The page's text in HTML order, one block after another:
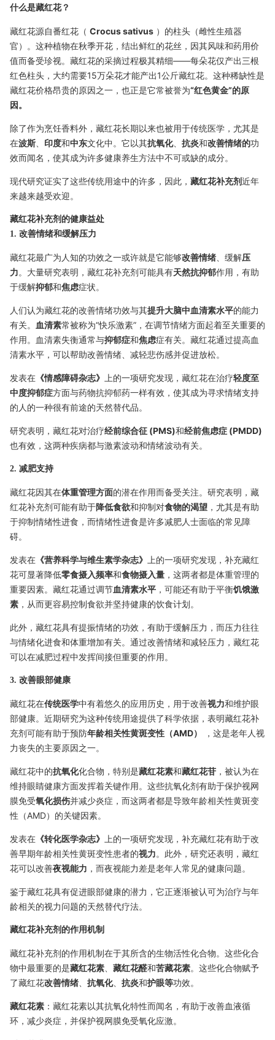
什么是藏红花？
藏红花源自番红花（ Crocus sativus ）的柱头（雌性生殖器
官）。这种植物在秋季开花，结出鲜红的花丝，因其风味和药用价
值而备受珍视。藏红花的采摘过程极其精细——每朵花仅产出三根
红色柱头，大约需要15万朵花才能产出1公斤藏红花。这种稀缺性是
藏红花价格昂贵的原因之一，也正是它常被誉为“红色黄金”的原
因。
除了作为烹饪香料外，藏红花长期以来也被用于传统医学，尤其是
在波斯 印度和中东文化中。它以其抗氧化、 抗炎和改善情绪的功
效而闻名，使其成为许多健康养生方法中不可或缺的成分。
现代研究证实了这些传统用途中的许多，因此， 藏红花补充剂近年
来越来越受欢迎。
藏红花补充剂的健康益处
1. 改善情绪和缓解压力
藏红花最广为人知的功效之一或许就是它能够改善情绪 、缓解压
力。大量研究表明，藏红花补充剂可能具有天然抗抑郁作用，有助
于缓解抑郁和焦虑症状。
人们认为藏红花的改善情绪功效与其提升大脑中血清素水平的能力
有关。
血清素常被称为“快乐激素”，在调节情绪方面起着至关重要的
作用。血清素失衡通常与抑郁症和焦虑症有关。藏红花通过提高血
清素水平，可以帮助改善情绪、减轻悲伤感并促进放松。
发表在 《情感障碍杂志》 上的一项研究发现，藏红花在治疗轻度至
中度抑郁症方面与药物抗抑郁药一样有效，使其成为寻求情绪支持
的人的一种很有前途的天然替代品。
研究表明，藏红花对治疗经前综合征 (PMS)和经前焦虑症 (PMDD)
也有效，这两种疾病都与激素波动和情绪波动有关。
2. 减肥支持
藏红花因其在体重管理方面的潜在作用而备受关注。研究表明，藏
红花补充剂可能有助于降低食欲和抑制对食物的渴望 ，尤其是有助
于抑制情绪性进食，而情绪性进食是许多减肥人士面临的常见障
碍。
发表在 《营养科学与维生素学杂志》
上的一项研究发现，补充藏红
花可显著降低零食摄入频率和食物摄入量 ，这两者都是体重管理的
重要因素。藏红花通过调节血清素水平 ，可能还有助于平衡饥饿激
素 ，从而更容易控制食欲并坚持健康的饮食计划。
此外，藏红花具有提振情绪的功效，有助于缓解压力，而压力往往
与情绪化进食和体重增加有关。通过改善情绪和减轻压力，藏红花
可以在减肥过程中发挥间接但重要的作用。
3. 改善眼部健康
藏红花在传统医学中有着悠久的应用历史，用于改善视力和维护眼
部健康。近期研究为这种传统用途提供了科学依据，表明藏红花补
充剂可能有助于预防年龄相关性黄斑变性（AMD）
，这是老年人视
力丧失的主要原因之一。
藏红花中的抗氧化化合物，特别是藏红花素和藏红花苷 ，被认为在
维持眼睛健康方面发挥着关键作用。这些抗氧化剂有助于保护视网
膜免受氧化损伤并减少炎症，而这两者都是导致年龄相关性黄斑变
性（AMD）的关键因素。
发表在 《转化医学杂志》
上的一项研究发现，补充藏红花有助于改
善早期年龄相关性黄斑变性患者的视力。此外，研究还表明，藏红
花可以改善夜视能力 ，而夜视能力差是老年人常见的健康问题。
鉴于藏红花具有促进眼部健康的潜力，它正逐渐被认可为治疗与年
龄相关的视力问题的天然替代疗法。
藏红花补充剂的作用机制
藏红花补充剂的作用机制在于其所含的生物活性化合物。这些化合
物中最重要的是藏红花素 藏红花醛和苦藏花素。这些化合物赋予
了藏红花改善情绪 抗氧化、 抗炎和护眼等功效。
藏红花素 ：藏红花素以其抗氧化特性而闻名，有助于改善血液循
环，减少炎症，并保护视网膜免受氧化应激。